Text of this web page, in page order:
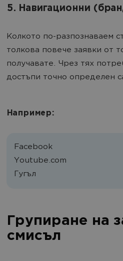
5. Навигационни
Колкото по-разпознаваем
толкова повече заявки от
получавате. Чрез тях
достъпи точно определен
Например:
Facebook
Youtube.com
Гугъл
Групиране на
смисъл